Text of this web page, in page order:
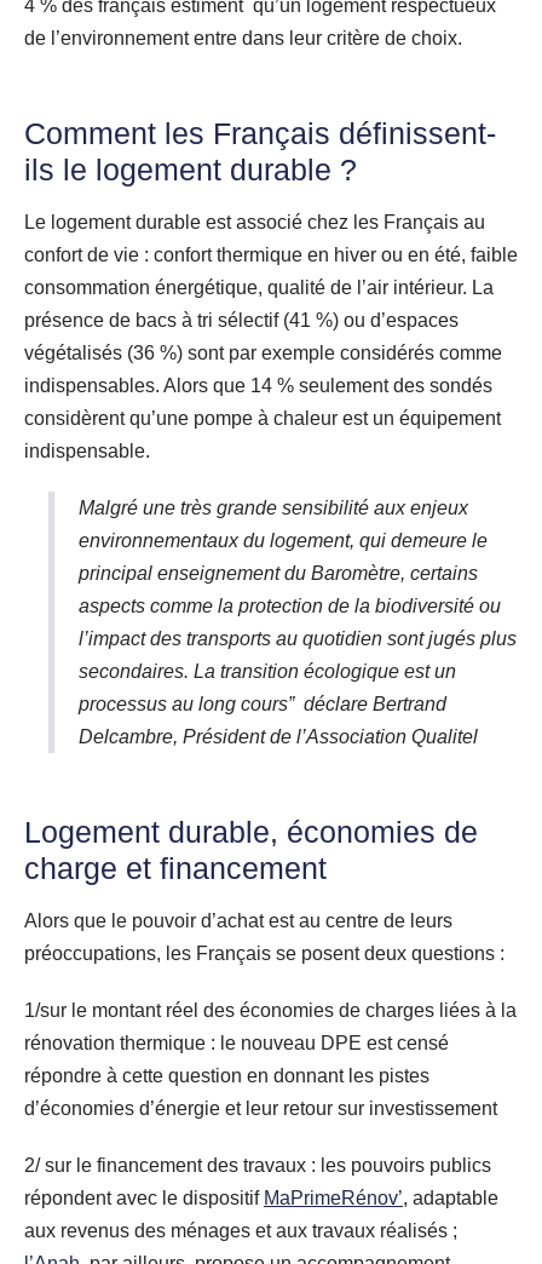
4 % des français estiment qu’un logement respectueux
de l’environnement entre dans leur critère de choix.
Comment les Français définissent-
ils le logement durable ?
Le logement durable est associé chez les Français au
confort de vie : confort thermique en hiver ou en été, faible
consommation énergétique, qualité de l’air intérieur. La
présence de bacs à tri sélectif (41 %) ou d’espaces
végétalisés (36 %) sont par exemple considérés comme
indispensables. Alors que 14 % seulement des sondés
considèrent qu’une pompe à chaleur est un équipement
indispensable.
Malgré une très grande sensibilité aux enjeux
environnementaux du logement, qui demeure le
principal enseignement du Baromètre, certains
aspects comme la protection de la biodiversité ou
l’impact des transports au quotidien sont jugés plus
secondaires. La transition écologique est un
processus au long cours” déclare Bertrand
Delcambre, Président de l’Association Qualitel
Logement durable, économies de
charge et financement
Alors que le pouvoir d’achat est au centre de leurs
préoccupations, les Français se posent deux questions :
1/sur le montant réel des économies de charges liées à la
rénovation thermique : le nouveau DPE est censé
répondre à cette question en donnant les pistes
d’économies d’énergie et leur retour sur investissement
2/ sur le financement des travaux : les pouvoirs publics
répondent avec le dispositif MaPrimeRénov’, adaptable
aux revenus des ménages et aux travaux réalisés ;